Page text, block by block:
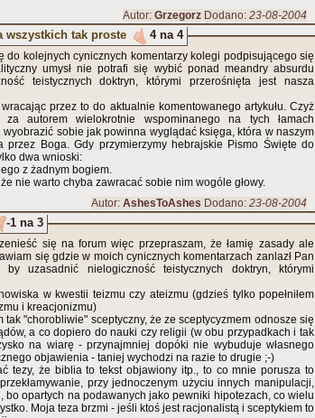
Autor: Grzegorz Dodano: 23-08-2004
wszystkich tak proste 4 na 4
do kolejnych cynicznych komentarzy kolegi podpisującego się
umysł nie potrafi się wybić ponad meandry absurdu
teistycznych doktryn, którymi przerośnięta jest nasza
przez to do aktualnie komentowanego artykułu. Czyż
autorem wielokrotnie wspominanego na tych łamach
wyobrazić sobie jak powinna wyglądać księga, która w naszym
przez Boga. Gdy przymierzymy hebrajskie Pismo Święte do
dwa wnioski:
z żadnym bogiem.
nie warto chyba zawracać sobie nim wogóle głowy.
Autor: AshesToAshes Dodano: 23-08-2004
-1 na 3
się na forum więc przepraszam, że łamię zasady ale
się gdzie w moich cynicznych komentarzach zanlazł Pan
uzasadnić nielogiczność teistycznych doktryn, którymi
w kwestii teizmu czy ateizmu (gdzieś tylko popełniłem
i kreacjonizmu)
"chorobliwie" sceptyczny, że ze sceptycyzmem odnosze się
a co dopiero do nauki czy religii (w obu przypadkach i tak
na wiarę - przynajmniej dopóki nie wybuduje własnego
objawienia - taniej wychodzi na razie to drugie ;-)
tezy, że biblia to tekst objawiony itp., to co mnie porusza to
przy jednoczenym użyciu innych manipulacji,
bo opartych na podawanych jako pewniki hipotezach, co wielu
Moja teza brzmi - jeśli ktoś jest racjonalistą i sceptykiem to